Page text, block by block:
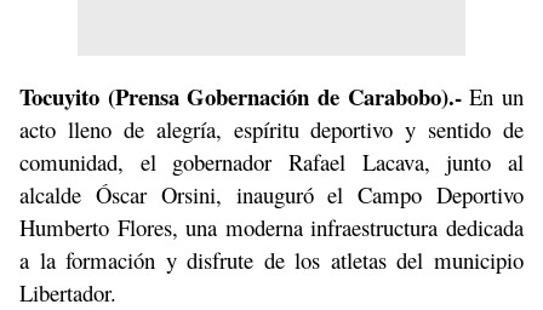
Tocuyito (Prensa Gobernación de Carabobo).-En un
acto lleno de alegría, espíritu deportivo y sentido de
comunidad, el gobernador Rafael Lacava, junto al
alcalde Óscar Orsini, inauguró el Campo Deportivo
Humberto Flores, una moderna infraestructura dedicada
a la formación y disfrute de los atletas del municipio
Libertador.